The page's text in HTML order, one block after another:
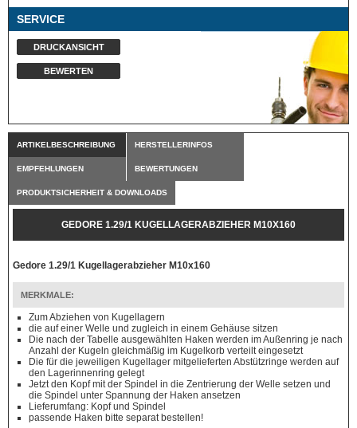
SERVICE
DRUCKANSICHT
BEWERTEN
ARTIKELBESCHREIBUNG HERSTELLERINFOS
EMPFEHLUNGEN BEWERTUNGEN
PRODUKTSICHERHEIT & DOWNLOADS
GEDORE 1.29/1 KUGELLAGERABZIEHER M10X160
Gedore 1.29/1 Kugellagerabzieher M10x160
MERKMALE:
Zum Abziehen von Kugellagern
die auf einer Welle und zugleich in einem Gehäuse sitzen
Die nach der Tabelle ausgewählten Haken werden im Außenring je nach
Anzahl der Kugeln gleichmäßig im Kugelkorb verteilt eingesetzt
Die für die jeweiligen Kugellager mitgelieferten Abstützringe werden auf
den Lagerinnenring gelegt
Jetzt den Kopf mit der Spindel in die Zentrierung der Welle setzen und
die Spindel unter Spannung der Haken ansetzen
Lieferumfang: Kopf und Spindel
passende Haken bitte separat bestellen!